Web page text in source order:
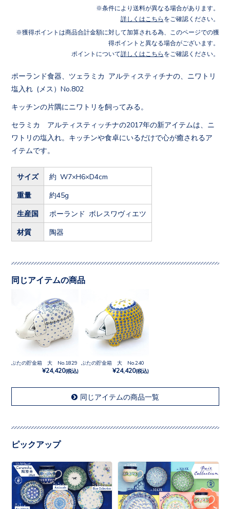
条件により送料が異なる場合があります。
詳しくはこちら をご確認ください。
獲得ポイントは商品合計金額に対して加算される為、このページでの獲
得ポイントと異なる場合がございます。
ポイントについて詳しくはこちら をご確認ください。
ポーランド食器、ツェラミカ アルティスティチナの、ニワトリ
塩入れ (メス）No.802
キッチンの片隅にニワトリを飼ってみる。
セラミカ アルティスティッチナの2017年の新アイテムは、ニ
ワトリの塩入れ。キッチンや食卓にいるだけで心が癒されるア
イテムです。
サイズ 約 W7×H6×D4cm
重量 約45g
生産国 ポーランド ボレスワヴィエツ
材質 陶器
同じアイテムの商品
ぶたの貯金箱 大 No.1829
¥24,420(税込)
ぶたの貯金箱 大 No.240
¥24,420(税込)
同じアイテムの商品一覧
ピックアップ